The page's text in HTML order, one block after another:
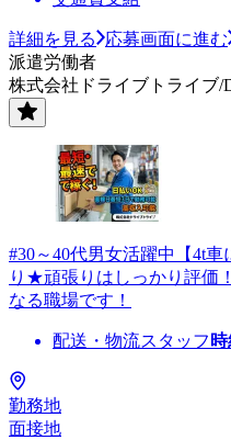
詳細を見る
応募画面に進む
派遣労働者
株式会社ドライブトライブ/
#30～40代男女活躍中【4t
り★頑張りはしっかり評価
なる職場です！
配送・物流スタッフ
勤務地
面接地